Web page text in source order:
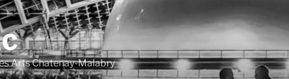
Arts Chatenay-Malabry